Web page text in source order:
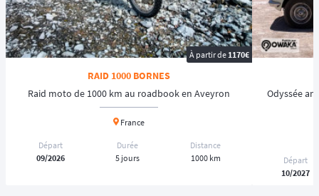
À partir de1170€
RAID 1000 BORNES
Raid moto de 1000 km au roadbook en Aveyron
France
Départ
09/2026
Durée
5 jours
Distance
1000 km
Odyssée
Départ
10/2027